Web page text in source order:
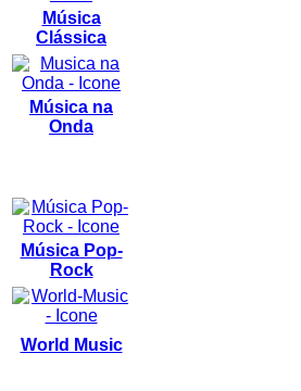
Música
Clássica
Música na
Onda
Música Pop-
Rock
World Music